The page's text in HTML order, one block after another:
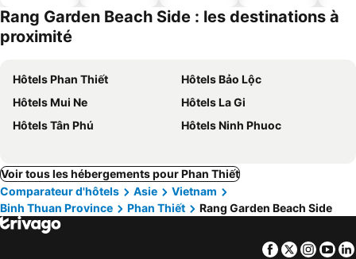
Rang Garden Beach Side : les destinations à
proximité
Hôtels Phan Thiết
Hôtels Bảo Lộc
Hôtels Mui Ne
Hôtels La Gi
Hôtels Tân Phú
Hôtels Ninh Phuoc
Voir tous les hébergements pour Phan Thiết
Comparateur d'hôtels
Asie
Vietnam
Binh Thuan Province
Phan Thiết Rang Garden Beach Side
Facebook
Twitter